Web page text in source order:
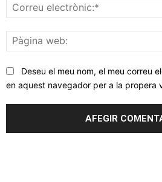
Deseu el meu nom, el meu correu
en aquest navegador per a la propera